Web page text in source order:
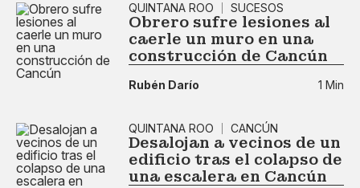
QUINTANA ROO SUCESOS
Obrero sufre lesiones al
caerle un muro en una
construcción de Cancún
Rubén Darío 1 Min
QUINTANA ROO CANCÚN
Desalojan a vecinos de un
edificio tras el colapso de
una escalera en Cancún